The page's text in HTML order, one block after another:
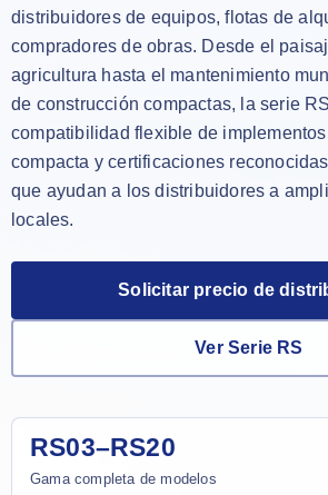
distribuidores de equipos, flotas de
compradores de obras. Desde el
agricultura hasta el mantenimiento
de construcción compactas, la serie
compatibilidad flexible de
compacta y certificaciones
que ayudan a los distribuidores a
locales.
Solicitar precio de
Ver Serie RS
RS03–RS20
Gama completa de modelos